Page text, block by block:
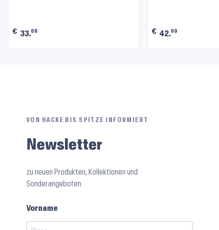
€ 33.00 € 42.00
VON HACKE BIS SPITZE INFORMIERT
Newsletter
zu neuen Produkten, Kollektionen und
Sonderangeboten
Vorname